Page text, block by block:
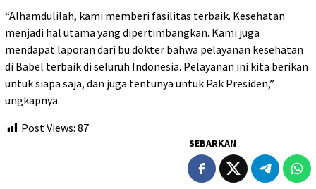
“Alhamdulilah, kami memberi fasilitas terbaik. Kesehatan
menjadi hal utama yang dipertimbangkan. Kami juga
mendapat laporan dari bu dokter bahwa pelayanan kesehatan
di Babel terbaik di seluruh Indonesia. Pelayanan ini kita berikan
untuk siapa saja, dan juga tentunya untuk Pak Presiden,”
ungkapnya.
Post Views: 87
SEBARKAN